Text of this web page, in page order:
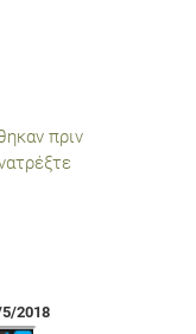
πριν
2018